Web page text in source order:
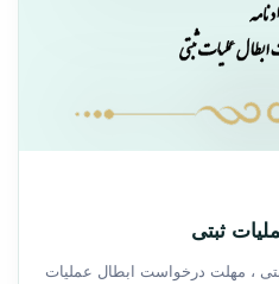
ثبتی
، مهلت درخواست ابطال عملیات